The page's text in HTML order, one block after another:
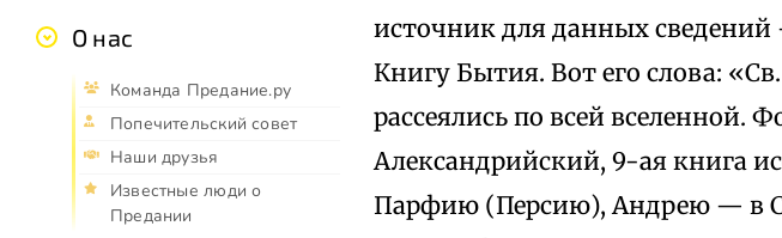
О нас
Команда Предание.ру
Попечительский совет
Наши друзья
Известные люди о
Предании
источник для данных
Книгу Бытия. Вот его слова:
рассеялись по всей вселенной.
Александрийский, 9-ая книга
Парфию (Персию), Андрею — в